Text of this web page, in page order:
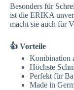
Besonders für
ist die ERIKA
macht sie auch für
👍 Vorteile
Kombination
Höchste
Perfekt für
Made in